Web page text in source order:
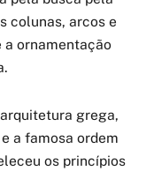
colunas, arcos e
a ornamentação
grega,
a famosa ordem
os princípios